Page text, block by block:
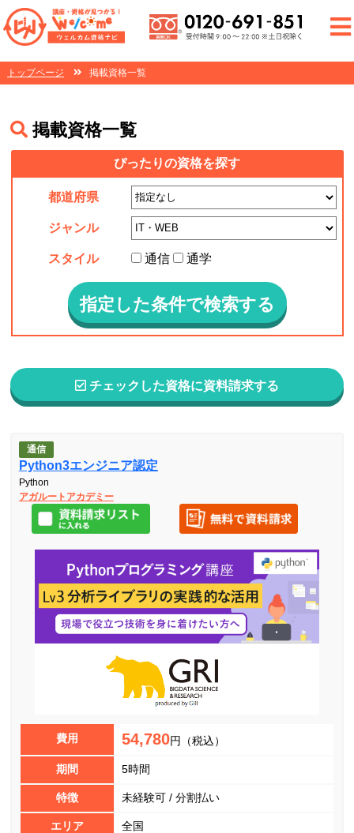
トップページ 掲載資格一覧
掲載資格一覧
ぴったりの資格を探す
都道府県
ジャンル
スタイル 通信 通学
チェックした資格に資料請求する
通信
Python3エンジニア認定
Python
アガルートアカデミー
費用 54,780円（税込）
期間 5時間
特徴 未経験可 / 分割払い
エリア 全国